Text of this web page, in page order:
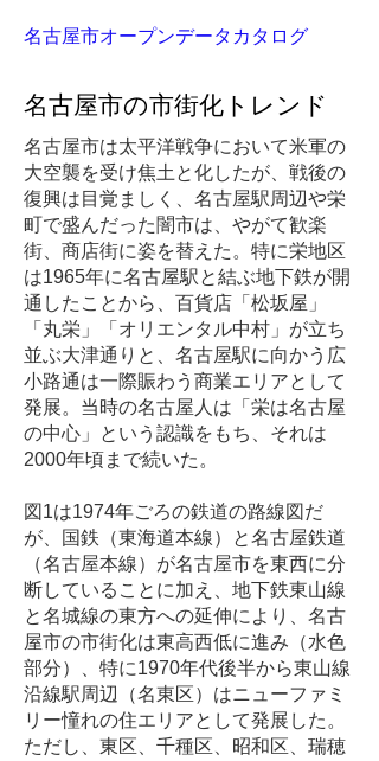
名古屋市オープンデータカタログ
名古屋市の市街化トレンド
名古屋市は太平洋戦争において米軍の
大空襲を受け焦土と化したが、戦後の
復興は目覚ましく、名古屋駅周辺や栄
町で盛んだった闇市は、やがて歓楽
街、商店街に姿を替えた。特に栄地区
は1965年に名古屋駅と結ぶ地下鉄が開
通したことから、百貨店「松坂屋」
「丸栄」「オリエンタル中村」が立ち
並ぶ大津通りと、名古屋駅に向かう広
小路通は一際賑わう商業エリアとして
発展。当時の名古屋人は「栄は名古屋
の中心」という認識をもち、それは
2000年頃まで続いた。
図1は1974年ごろの鉄道の路線図だ
が、国鉄（東海道本線）と名古屋鉄道
（名古屋本線）が名古屋市を東西に分
断していることに加え、地下鉄東山線
と名城線の東方への延伸により、名古
屋市の市街化は東高西低に進み（水色
部分）、特に1970年代後半から東山線
沿線駅周辺（名東区）はニューファミ
リー憧れの住エリアとして発展した。
ただし、東区、千種区、昭和区、瑞穂